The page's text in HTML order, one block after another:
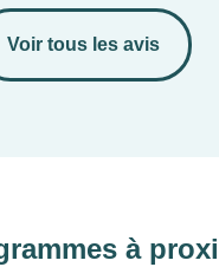
Voir tous les avis
à